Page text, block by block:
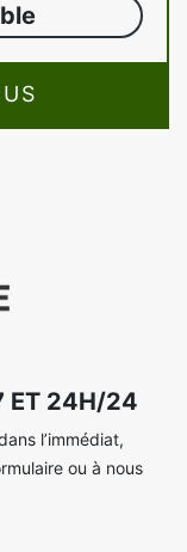
ET 24H/24
l’immédiat,
ou à nous